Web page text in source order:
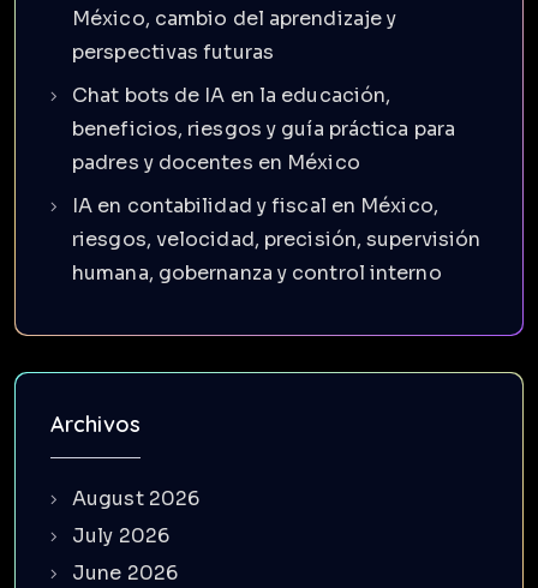
México, cambio del aprendizaje y
perspectivas futuras
Chat bots de IA en la educación,
beneficios, riesgos y guía práctica para
padres y docentes en México
IA en contabilidad y fiscal en México,
riesgos, velocidad, precisión, supervisión
humana, gobernanza y control interno
Archivos
August 2026
July 2026
June 2026